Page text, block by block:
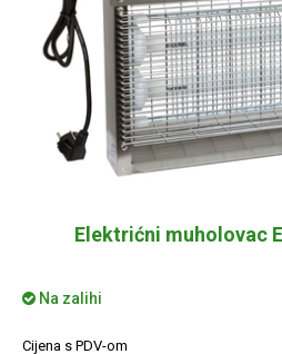
Elektrićni muholovac
Na zalihi
Cijena s PDV-om